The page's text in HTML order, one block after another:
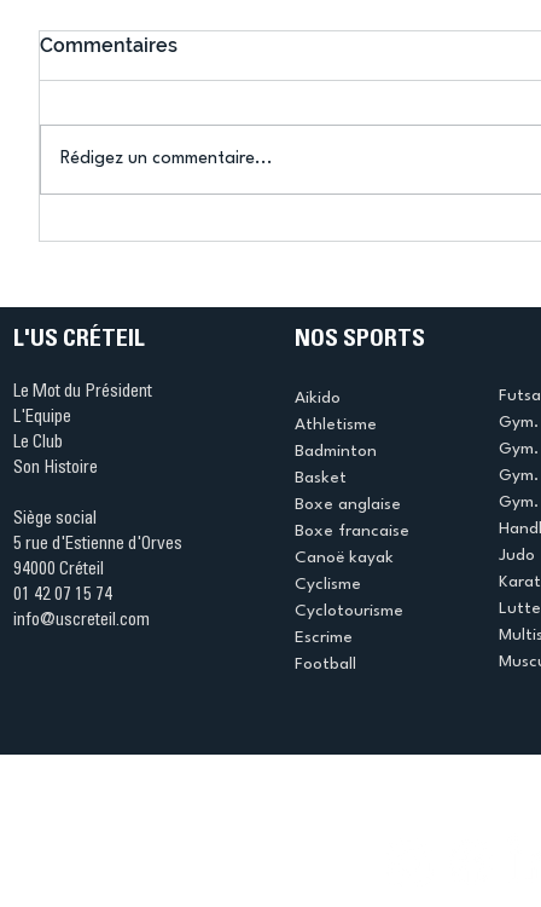
Commentaires
Rédigez un commentaire...
L'US CRÉTEIL
Le Mot du Président
L'Equipe
Le Club
Son Histoire
Siège social
5 rue d'Estienne d'Orves
94000 Créteil
01 42 07 15 74
info@uscreteil.com
NOS SPORTS
Aikido
Athletisme
Badminton
Basket
Boxe anglaise
Boxe francaise
Canoë kayak
Cyclisme
Cyclotourisme
Escrime
Football
Judo
Lutte